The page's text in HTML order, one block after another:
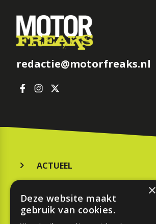
redactie@motorfreaks.nl
ACTUEEL
KOOPGIDS
×
Deze website maakt
gebruik van cookies.